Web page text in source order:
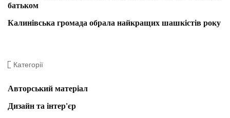
батьком
Калинівська громада обрала найкращих шашкістів року
Категорії
Авторський матеріал
Дизайн та інтер'єр